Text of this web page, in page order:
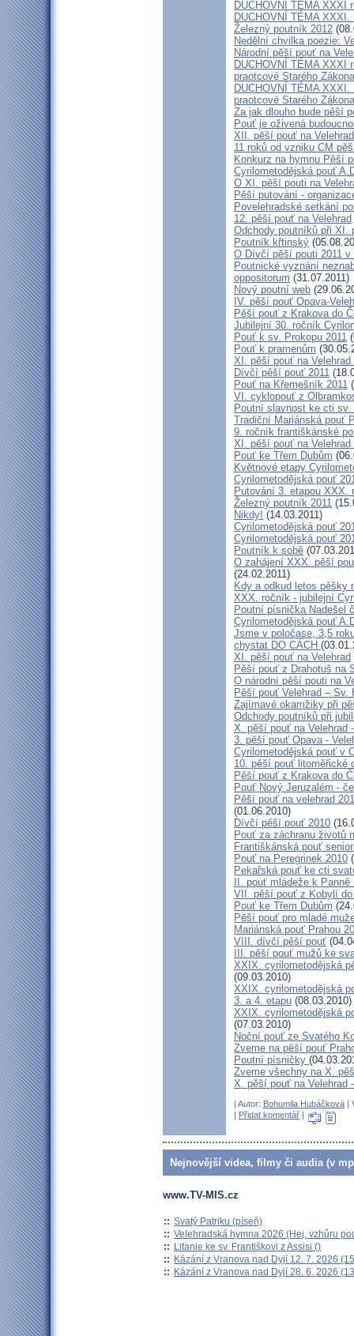
DUCHOVNÍ TÉMA XXXI
DUCHOVNÍ TÉMA
Železný poutník 2012
Nedělní chvilka poezie:
Národní pěší pouť na
DUCHOVNÍ TÉMA XXXI
praotcové Starého Zákona
DUCHOVNÍ TÉMA
praotcové Starého Zákona
Za jak dlouho bude pěší
Pouť je oživená
XII. pěší pouť na
11 roků od vzniku CM
Konkurz na hymnu Pěší
Cyrilometodějská pouť
O XI. pěší pouti na
Pěší putování -
Povelehradské setkání
12. pěší pouť na Velehrad
Odchody poutníků při XI.
Poutník křtinský
O Dívčí pěší pouti 2011 v
Poutnické vyznání
oppositorum (31.07.2011)
Nový poutní web
IV. pěší pouť Opava-
Pěší pouť z Krakova do
Jubilejní 30. ročník
Pouť k sv. Prokopu 2011
Pouť k pramenům
XI. pěší pouť na Velehrad
Dívčí pěší pouť 2011
Pouť na Křemešník 2011
VI. cyklopouť z
Poutní slavnost ke cti sv.
Tradiční Mariánská pouť
9. ročník františkánské
XI. pěší pouť na
Pouť ke Třem Dubům
Květnové etapy
Cyrilometodějská pouť
Putování 3. etapou XXX.
Železný poutník 2011
Nikdy! (14.03.2011)
Cyrilometodějská pouť
Cyrilometodějská pouť
Poutník k sobě
O zahájení XXX. pěší
(24.02.2011)
Kdy a odkud letos pěšky
XXX. ročník - jubilejní
Poutní písnička Nadešel
Cyrilometodějská pouť
Jsme v poločase, 3,5
chystat DO CÁCH
XI. pěší pouť na Velehrad
Pěší pouť z Drahotuš na
O národní pěší pouti na
Pěší pouť Velehrad – Sv.
Zajímavé okamžiky při
Odchody poutníků při
X. pěší pouť na Velehrad
3. pěší pouť Opava -
Cyrilometodějská pouť v
10. pěší pouť litoměřické
Pěší pouť z Krakova do
Pouť Nový Jeruzalém -
Pěší pouť na velehrad
(01.06.2010)
Dívčí pěší pouť 2010
Pouť za záchranu životů
Františkánská pouť
Pouť na Peregrinek 2010
Pekařská pouť ke cti
II. pouť mládeže k
VII. pěší pouť z Kobylí
Pouť ke Třem Dubům
Pěší pouť pro mladé
Mariánská pouť Prahou
VIII. dívčí pěší pouť
III. pěší pouť mužů ke
XXIX. cyrilometodějská
(09.03.2010)
XXIX. cyrilometodějská
3. a 4. etapu (08.03.2010)
XXIX. cyrilometodějská
(07.03.2010)
Noční pouť ze Svatého
Zveme na pěší pouť
Poutní písničky
Zveme všechny na X.
X. pěší pouť na Velehrad
| Autor: Bohumila Hubáčková |
| Přidat komentář |
Nejnovější videa, filmy či audia (v
www.TV-MIS.cz
:: Svatý Patriku (píseň)
:: Velehradská hymna 2026 (Hej, vzhůru
:: Litanie ke sv. Františkovi z Assisi ()
:: Kázání z Vranova nad Dyjí 12. 7. 2026
:: Kázání z Vranova nad Dyjí 28. 6. 2026